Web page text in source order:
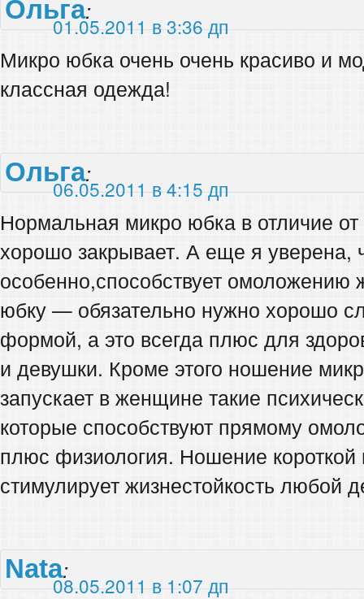
Ольга:
01.05.2011 в 3:36 дп
Микро юбка очень очень красиво и
классная одежда!
Ольга:
06.05.2011 в 4:15 дп
Нормальная микро юбка в отличие
хорошо закрывает. А еще я уверена,
особенно,способствует
юбку — обязательно нужно хорошо
формой, а это всегда плюс для
и девушки. Кроме этого ношение
запускает в женщине такие
которые способствуют прямому
плюс физиология. Ношение короткой
стимулирует жизнестойкость любой
Nata:
08.05.2011 в 1:07 дп